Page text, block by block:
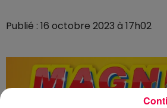
Publié : 16 octobre 2023 à 17h02